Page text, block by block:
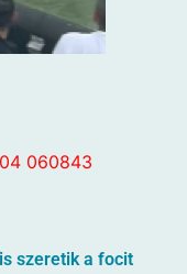
szeretik a focit